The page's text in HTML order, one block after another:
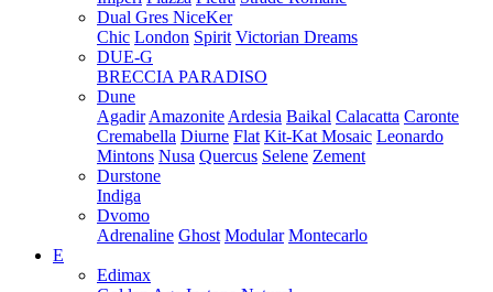
Dual Gres NiceKer
Chic London Spirit Victorian Dreams
DUE-G
BRECCIA PARADISO
Dune
Agadir Amazonite Ardesia Baikal Calacatta Caronte
Cremabella Diurne Flat Kit-Kat Mosaic Leonardo
Mintons Nusa Quercus Selene Zement
Durstone
Indiga
Dvomo
Adrenaline Ghost Modular Montecarlo
E
Edimax